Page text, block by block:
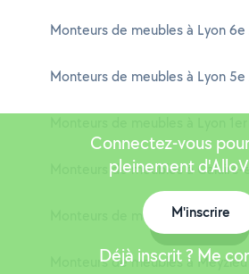
Monteurs de meubles à Lyon
Monteurs de meubles à Lyon
Monteurs de meubles à Caluire-
Monteurs de meubles à Vaulx-en-
Monteurs de meubles à Meyzieu
Connectez-vous
pleinement
M'inscrire
Déjà inscrit ? Me